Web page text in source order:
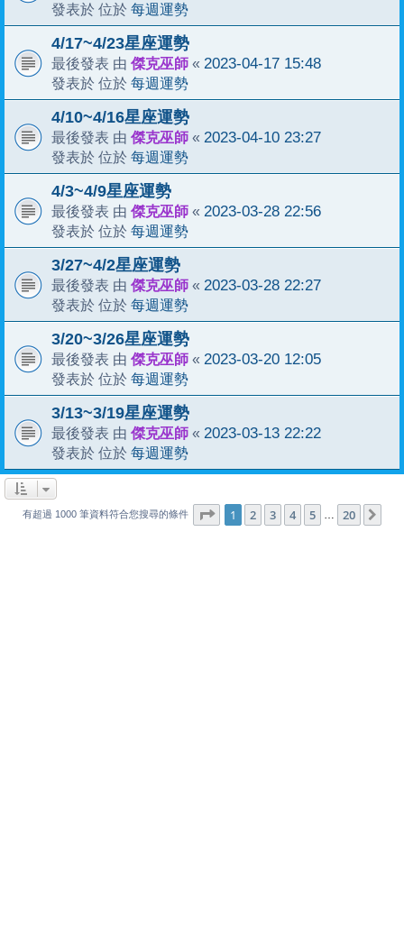
發表於 位於 每週運勢
4/17~4/23星座運勢
最後發表 由 傑克巫師 « 2023-04-17 15:48
發表於 位於 每週運勢
4/10~4/16星座運勢
最後發表 由 傑克巫師 « 2023-04-10 23:27
發表於 位於 每週運勢
4/3~4/9星座運勢
最後發表 由 傑克巫師 « 2023-03-28 22:56
發表於 位於 每週運勢
3/27~4/2星座運勢
最後發表 由 傑克巫師 « 2023-03-28 22:27
發表於 位於 每週運勢
3/20~3/26星座運勢
最後發表 由 傑克巫師 « 2023-03-20 12:05
發表於 位於 每週運勢
3/13~3/19星座運勢
最後發表 由 傑克巫師 « 2023-03-13 22:22
發表於 位於 每週運勢
有超過 1000 筆資料符合您搜尋的條件 第1 頁 (共 20頁)
1 2 3 4 5 … 20